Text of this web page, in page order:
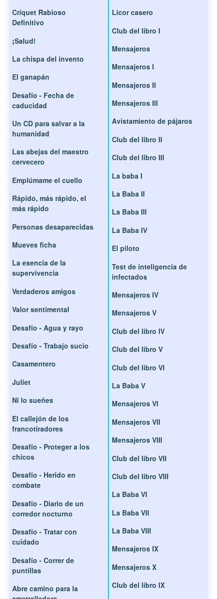
Críquet Rabioso
Definitivo
¡Salud!
La chispa del invento
El ganapán
Desafío - Fecha de
caducidad
Un CD para salvar a la
humanidad
Las abejas del maestro
cervecero
Emplúmame el cuello
Rápido, más rápido, el
más rápido
Personas desaparecidas
Mueves ficha
La esencia de la
supervivencia
Verdaderos amigos
Valor sentimental
Desafío - Agua y rayo
Desafío - Trabajo sucio
Casamentero
Juliet
Ni lo sueñes
El callejón de los
francotiradores
Desafío - Proteger a los
chicos
Desafío - Herido en
combate
Desafío - Diario de un
corredor nocturno
Desafío - Tratar con
cuidado
Desafío - Correr de
puntillas
Abre camino para la
Licor casero
Club del libro I
Mensajeros
Mensajeros I
Mensajeros II
Mensajeros III
Avistamiento de pájaros
Club del libro II
Club del libro III
La baba I
La Baba II
La Baba III
La Baba IV
El piloto
Test de inteligencia de
infectados
Mensajeros IV
Mensajeros V
Club del libro IV
Club del libro V
Club del libro VI
La Baba V
Mensajeros VI
Mensajeros VII
Mensajeros VIII
Club del libro VII
Club del libro VIII
La Baba VI
La Baba VII
La Baba VIII
Mensajeros IX
Mensajeros X
Club del libro IX